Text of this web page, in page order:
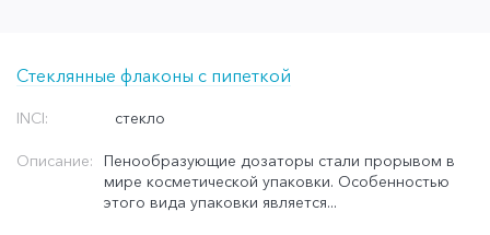
Стеклянные флаконы с пипеткой
INCI: стекло
Описание:
Пенообразующие дозаторы стали прорывом в
мире косметической упаковки. Особенностью
этого вида упаковки является...